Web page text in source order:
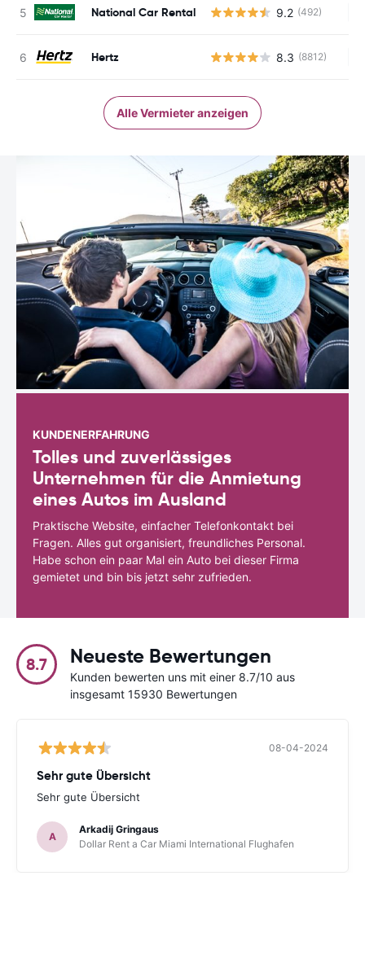
National Car Rental 9.2 (492)
Hertz 8.3 (8812)
Alle Vermieter anzeigen
KUNDENERFAHRUNG
Tolles und zuverlässiges
Unternehmen für die Anmietung
eines Autos im Ausland
Praktische Website, einfacher Telefonkontakt bei
Fragen. Alles gut organisiert, freundliches Personal.
Habe schon ein paar Mal ein Auto bei dieser Firma
gemietet und bin bis jetzt sehr zufrieden.
8.7 Neueste Bewertungen
Kunden bewerten uns mit einer 8.7/10 aus
insgesamt 15930 Bewertungen
08-04-2024
Sehr gute Übersicht
Sehr gute Übersicht
A
Arkadij Gringaus
Dollar Rent a Car Miami International Flughafen